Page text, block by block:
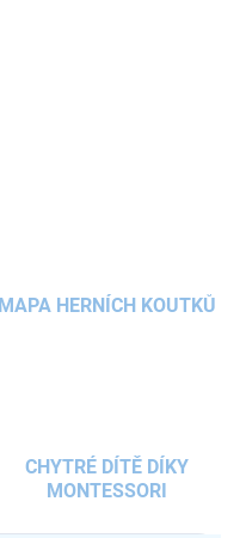
MAPA HERNÍCH KOUTKŮ
CHYTRÉ DÍTĚ DÍKY
MONTESSORI